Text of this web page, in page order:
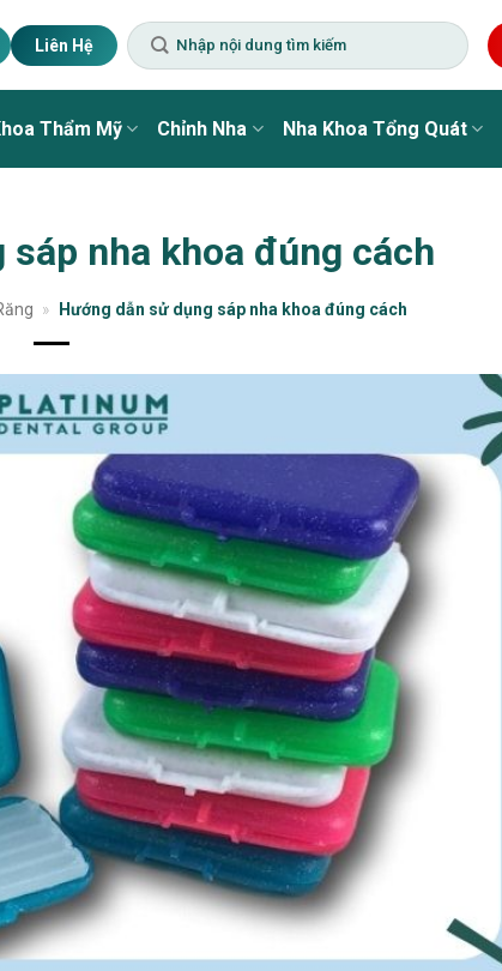
Liên Hệ
Thẩm Mỹ Chỉnh Nha Nha Khoa Tổng Quát
nha khoa đúng cách
» Hướng dẫn sử dụng sáp nha khoa đúng cách